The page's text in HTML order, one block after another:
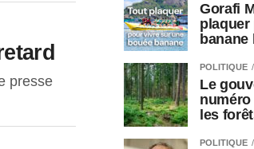
presse
Gorafi
plaquer
banane
POLITIQUE
Le
les
POLITIQUE